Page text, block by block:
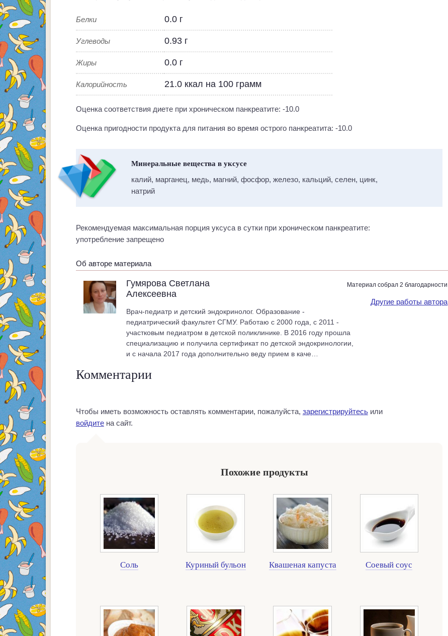
Белки 0.0 г
Углеводы 0.93 г
Жиры 0.0 г
Калорийность 21.0 ккал на 100 грамм
Оценка соответствия диете при хроническом панкреатите: -10.0
Оценка пригодности продукта для питания во время острого панкреатита: -10.0
Минеральные вещества в уксусе
калий, марганец, медь, магний, фосфор, железо, кальций, селен, цинк,
натрий
Рекомендуемая максимальная порция уксуса в сутки при хроническом панкреатите:
употребление запрещено
Об авторе материала
Гумярова Светлана
Алексеевна
Материал собрал 2 благодарности
Другие работы автора
Врач-педиатр и детский эндокринолог. Образование -
педиатрический факультет СГМУ. Работаю с 2000 года, с 2011 -
участковым педиатром в детской поликлинике. В 2016 году прошла
специализацию и получила сертификат по детской эндокринологии,
и с начала 2017 года дополнительно веду прием в каче…
Комментарии
Чтобы иметь возможность оставлять комментарии, пожалуйста, зарегистрируйтесьили
войдитена сайт.
Похожие продукты
Соль Куриный бульон Квашеная капуста Соевый соус